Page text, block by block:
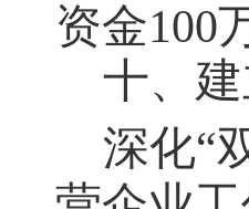
资金100
十、
深化“